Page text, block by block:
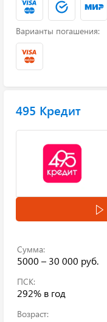
Варианты погашения:
495 Кредит
Сумма:
5000 – 30 000 руб.
ПСК:
292% в год
Возраст: